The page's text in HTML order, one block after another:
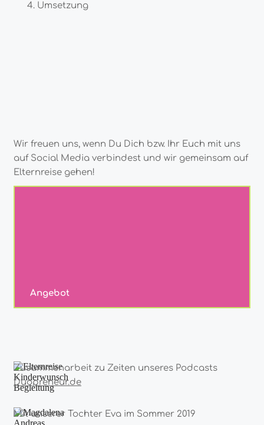
Umsetzung
Wir freuen uns, wenn Du Dich bzw. Ihr Euch mit uns
auf Social Media verbindest und wir gemeinsam auf
Elternreise gehen!
Angebot
Zusammenarbeit zu Zeiten unseres Podcasts
Duopreneur.de
Mit unserer Tochter Eva im Sommer 2019